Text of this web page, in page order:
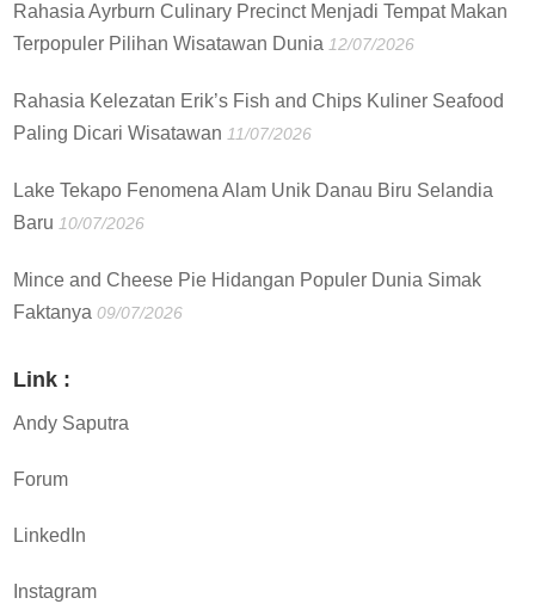
Rahasia Ayrburn Culinary Precinct Menjadi Tempat Makan
Terpopuler Pilihan Wisatawan Dunia 12/07/2026
Rahasia Kelezatan Erik’s Fish and Chips Kuliner Seafood
Paling Dicari Wisatawan 11/07/2026
Lake Tekapo Fenomena Alam Unik Danau Biru Selandia
Baru 10/07/2026
Mince and Cheese Pie Hidangan Populer Dunia Simak
Faktanya 09/07/2026
Link :
Andy Saputra
Forum
LinkedIn
Instagram